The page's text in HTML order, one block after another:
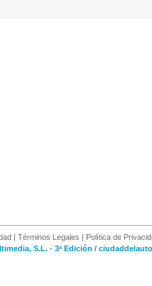
| Términos Legales | Política de
S.L. - 3ª Edición /